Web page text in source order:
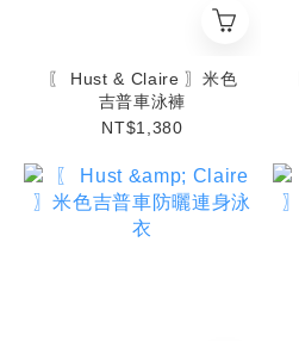
〖 Hust & Claire 〗米色
吉普車泳褲
NT$1,380